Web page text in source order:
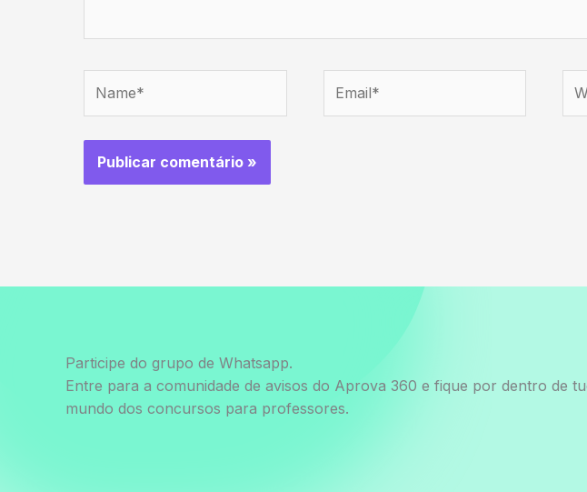
Participe do grupo de Whatsapp.
Entre para a comunidade de avisos do Aprova 360 e fique por dentro de
mundo dos concursos para professores.